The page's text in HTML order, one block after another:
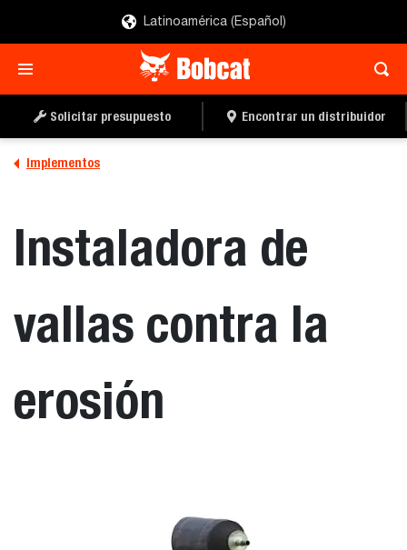
Latinoamérica (Español)
Solicitar presupuesto Encontrar un distribuidor
Implementos
Instaladora de
vallas contra la
erosión
LOCALIZAR UN